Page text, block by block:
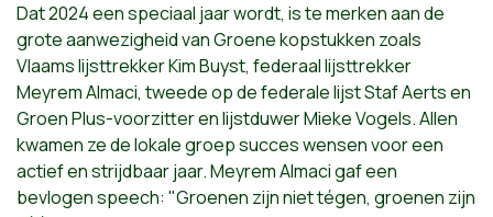
Dat 2024 een speciaal jaar wordt, is te merken aan de
grote aanwezigheid van Groene kopstukken zoals
Vlaams lijsttrekker Kim Buyst, federaal lijsttrekker
Meyrem Almaci, tweede op de federale lijst Staf Aerts en
Groen Plus-voorzitter en lijstduwer Mieke Vogels. Allen
kwamen ze de lokale groep succes wensen voor een
actief en strijdbaar jaar. Meyrem Almaci gaf een
bevlogen speech: "Groenen zijn niet tégen, groenen zijn